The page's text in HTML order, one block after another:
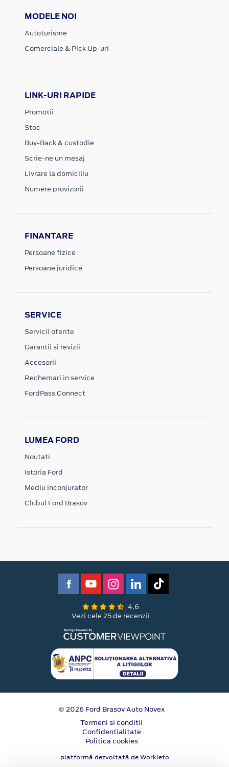
MODELE NOI
Autoturisme
Comerciale & Pick Up-uri
LINK-URI RAPIDE
Promotii
Stoc
Buy-Back & custodie
Scrie-ne un mesaj
Livrare la domiciliu
Numere provizorii
FINANTARE
Persoane fizice
Persoane juridice
SERVICE
Servicii oferite
Garantii si revizii
Accesorii
Rechemari in service
FordPass Connect
LUMEA FORD
Noutati
Istoria Ford
Mediu inconjurator
Clubul Ford Brasov
4.6
Vezi cele 25 de recenzii
© 2026 Ford Brasov Auto Novex
Termeni si conditii
Confidentialitate
Politica cookies
platformă dezvoltată de Workleto